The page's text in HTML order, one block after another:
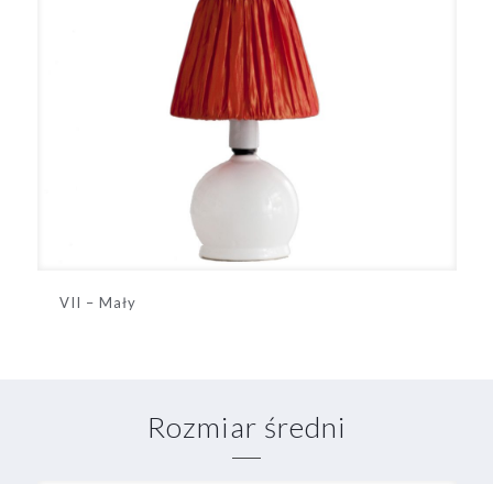
VII – Mały
Rozmiar średni